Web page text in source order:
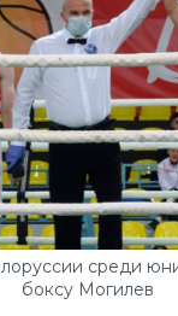
среди
боксу Могилев